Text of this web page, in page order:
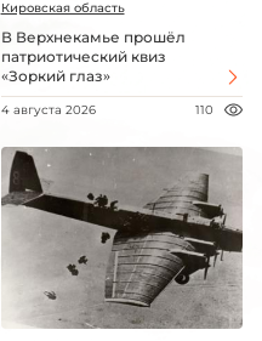
Кировская область
В Верхнекамье прошёл
патриотический квиз
«Зоркий глаз»
4 августа 2026 110